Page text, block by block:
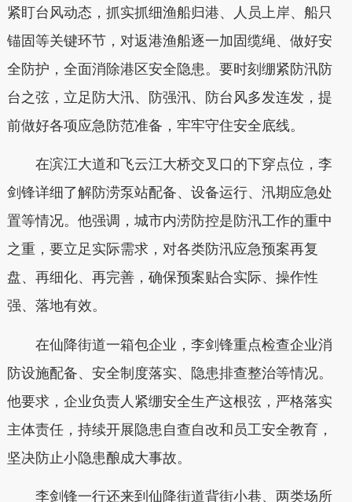
紧盯台风动态，抓实抓细渔船归港、人员上岸、船只
锚固等关键环节，对返港渔船逐一加固缆绳、做好安
全防护，全面消除港区安全隐患。要时刻绷紧防汛防
台之弦，立足防大汛、防强汛、防台风多发连发，提
前做好各项应急防范准备，牢牢守住安全底线。
在滨江大道和飞云江大桥交叉口的下穿点位，李
剑锋详细了解防涝泵站配备、设备运行、汛期应急处
置等情况。他强调，城市内涝防控是防汛工作的重中
之重，要立足实际需求，对各类防汛应急预案再复
盘、再细化、再完善，确保预案贴合实际、操作性
强、落地有效。
在仙降街道一箱包企业，李剑锋重点检查企业消
防设施配备、安全制度落实、隐患排查整治等情况。
他要求，企业负责人紧绷安全生产这根弦，严格落实
主体责任，持续开展隐患自查自改和员工安全教育，
坚决防止小隐患酿成大事故。
李剑锋一行还来到仙降街道背街小巷、两类场所